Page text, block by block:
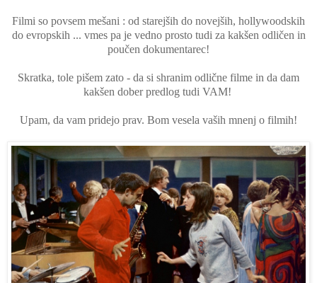
Filmi so povsem mešani : od starejših do novejših, hollywoodskih
do evropskih ... vmes pa je vedno prosto tudi za kakšen odličen in
poučen dokumentarec!
Skratka, tole pišem zato - da si shranim odlične filme in da dam
kakšen dober predlog tudi VAM!
Upam, da vam pridejo prav. Bom vesela vaših mnenj o filmih!